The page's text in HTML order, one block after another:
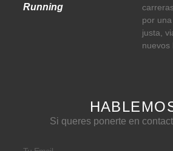
Running
por
justa,
nuevos
Si queres ponerte en